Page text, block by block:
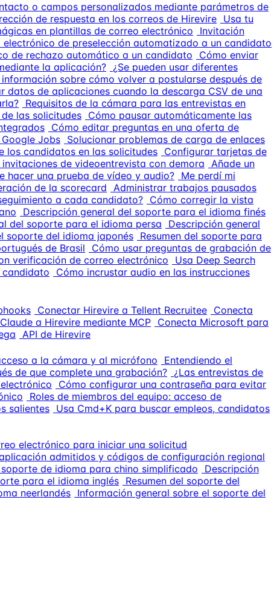
o campos personalizados mediante parámetros de
de respuesta en los correos de Hirevire Usa tu
en plantillas de correo electrónico
Invitación
electrónico de preselección automatizado a un candidato
de rechazo automático a un candidato
Cómo enviar
la aplicación?
¿Se pueden usar diferentes
sobre cómo volver a postularse después de
datos de aplicaciones cuando la descarga CSV de una
Requisitos de la cámara para las entrevistas en
las solicitudes
Cómo pausar automáticamente las
Cómo editar preguntas en una oferta de
Jobs Solucionar problemas de carga de enlaces
los candidatos en las solicitudes
Configurar tarjetas de
de videoentrevista con demora Añade un
hacer una prueba de vídeo y audio?
Me perdí mi
de la scorecard Administrar trabajos pausados
a cada candidato?
Cómo corregir la vista
Descripción general del soporte para el idioma finés
del soporte para el idioma persa
Descripción general
soporte del idioma japonés
Resumen del soporte para
de Brasil
Cómo usar preguntas de grabación de
verificación de correo electrónico
Usa Deep Search
Cómo incrustar audio en las instrucciones
Conectar Hirevire a Tellent Recruitee Conecta
a Hirevire mediante MCP
Conecta Microsoft para
API de Hirevire
a la cámara y al micrófono
Entendiendo el
de que complete una grabación? ¿Las entrevistas de
Cómo configurar una contraseña para evitar
Roles de miembros del equipo: acceso de
salientes Usa Cmd+K para buscar empleos, candidatos
electrónico para iniciar una solicitud
admitidos y códigos de configuración regional
soporte de idioma para chino simplificado
Descripción
para el idioma inglés
Resumen del soporte del
neerlandés Información general sobre el soporte del